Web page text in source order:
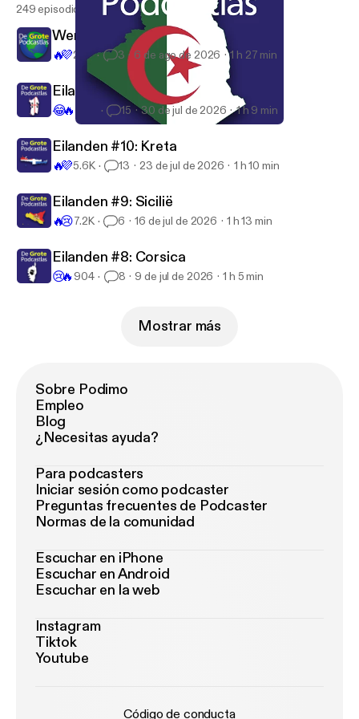
door naar Tonga, ṭṭṛeḥ! See
omnystudio.com/listener [https://omnystudio.com/li
stener] for privacy information.
De Grote Podcastlas
249 episodios
Wereldsteden #17: Kaapstad
🔥💜206 3 6 de ago de 2026 1 h 27 min
Eilanden #11: Sardinië
😂🔥 15 30 de jul de 2026 1 h 9 min
Eilanden #10: Kreta
🔥💜5.6K 13 23 de jul de 2026 1 h 10 min
Eilanden #9: Sicilië
🔥😢7.2K 6 16 de jul de 2026 1 h 13 min
Eilanden #8: Corsica
😢🔥 904 8 9 de jul de 2026 1 h 5 min
Mostrar más
Sobre Podimo
Empleo
Blog
¿Necesitas ayuda?
Para podcasters
Iniciar sesión como podcaster
Preguntas frecuentes de Podcaster
Normas de la comunidad
Escuchar en iPhone
Escuchar en Android
Escuchar en la web
Instagram
Tiktok
Youtube
Código de conducta